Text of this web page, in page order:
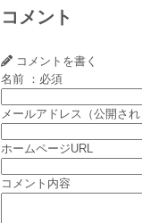
コメント
コメントを書く
名前 ：必須
メールアドレス（公開さ
ホームページURL
コメント内容